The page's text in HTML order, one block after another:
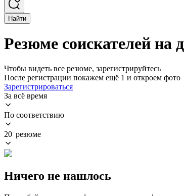
Найти
Резюме соискателей на
Чтобы видеть все резюме, зарегистрируйтесь
После регистрации покажем ещё 1 и откроем фото
Зарегистрироваться
За всё время
По соответствию
20 резюме
Ничего не нашлось